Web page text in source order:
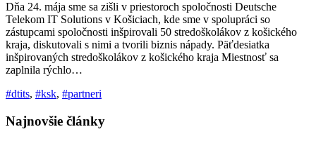
Dňa 24. mája sme sa zišli v priestoroch spoločnosti Deutsche
Telekom IT Solutions v Košiciach, kde sme v spolupráci so
zástupcami spoločnosti inšpirovali 50 stredoškolákov z košického
kraja, diskutovali s nimi a tvorili biznis nápady. Päťdesiatka
inšpirovaných stredoškolákov z košického kraja Miestnosť sa
zaplnila rýchlo…
#dtits, #ksk, #partneri
Najnovšie články